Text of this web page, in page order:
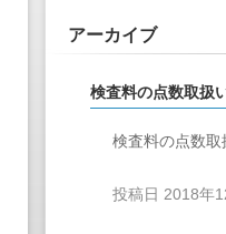
アーカイブ
検査料の点数取扱
検査料の点数
投稿日 2018年